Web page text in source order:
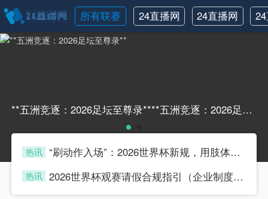
所有联赛
24直播网
日职联
24直播网
中甲
**五洲竞逐：2026足坛至尊录****五洲竞逐：2026足坛至尊录**
热讯
“刷动作入场”：2026世界杯新规，用肢体语言验票通关
热讯
2026世界杯观赛请假合规指引（企业制度兼容版）